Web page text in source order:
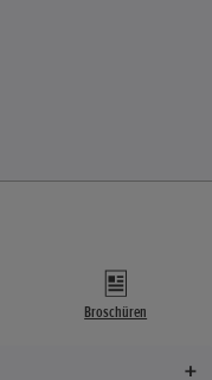
Broschüren